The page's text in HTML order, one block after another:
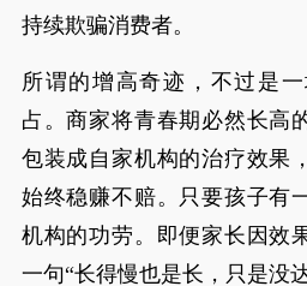
持续欺骗消费者。
所谓的增高奇迹，不过是
占。商家将青春期必然长高
包装成自家机构的治疗效果
始终稳赚不赔。只要孩子有
机构的功劳。即便家长因效
一句“长得慢也是长，只是没